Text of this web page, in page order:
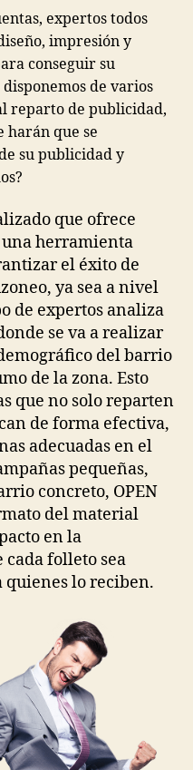
expertos todos
impresión y
conseguir su
de varios
reparto de publicidad,
harán que se
su publicidad y
que ofrece
una herramienta
el éxito de
ya sea a nivel
de expertos analiza
se va a realizar
del barrio
de la zona. Esto
que no solo reparten
de forma efectiva,
adecuadas en el
pequeñas,
concreto, OPEN
del material
en la
folleto sea
lo reciben.